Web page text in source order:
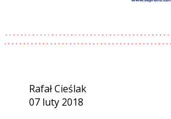
Rafał Cieślak
07 luty 2018